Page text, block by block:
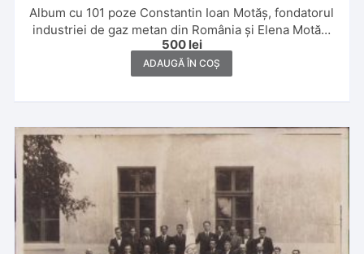
Album cu 101 poze Constantin Ioan Motăș, fondatorul
industriei de gaz metan din România și Elena Motăș,
1930, Iași
500 lei
ADAUGĂ ÎN COȘ